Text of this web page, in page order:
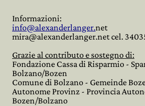
Informazioni:
info@alexanderlanger.net
mira@alexanderlanger.net cel.
Grazie al contributo e sostegno di:
Fondazione Cassa di Risparmio -
Bolzano/Bozen
Comune di Bolzano - Gemeinde
Autonome Provinz - Provincia
Bozen/Bolzano